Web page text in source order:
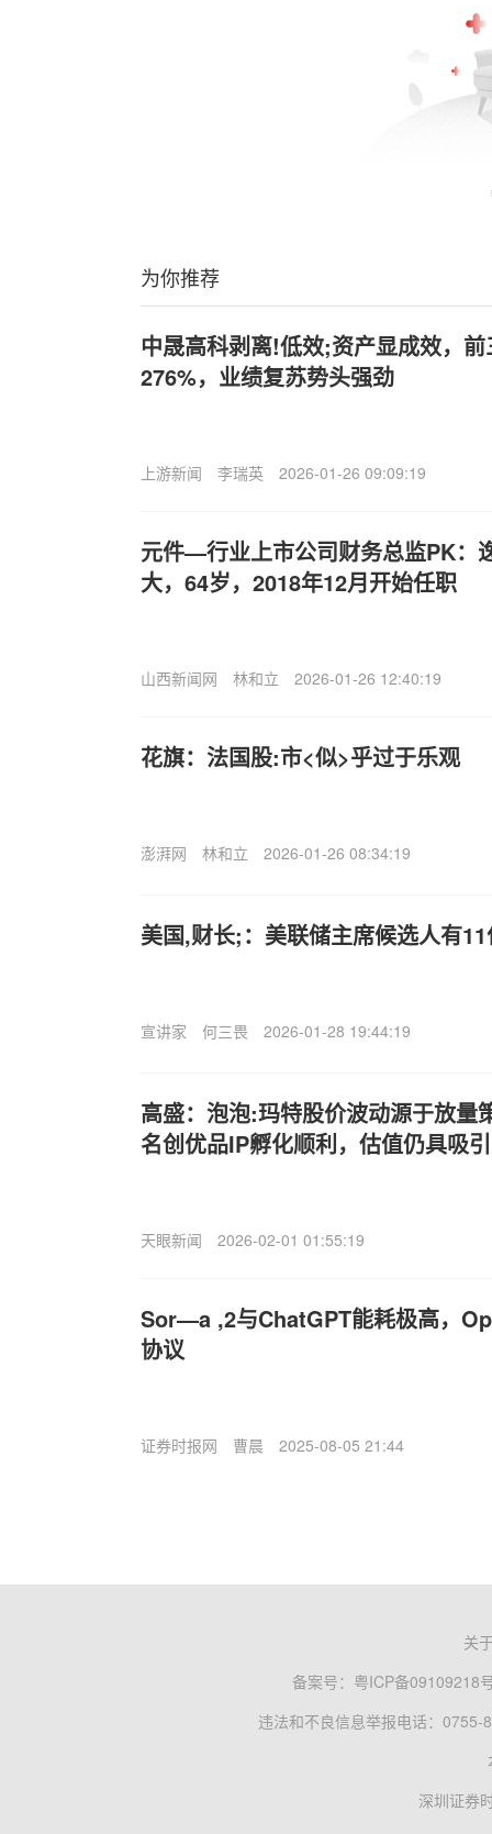
为你推荐
中晟高科剥离!低效;资产显成效，
276%，业绩复苏势头强劲
上游新闻 李瑞英 2026-01-26 09:09:19
元件—行业上市公司财务总监PK：
大，64岁，2018年12月开始任职
山西新闻网 林和立 2026-01-26 12:40:19
花旗：法国股:市<似>乎过于乐观
澎湃网 林和立 2026-01-26 08:34:19
美国,财长;：美联储主席候选人有
宣讲家 何三畏 2026-01-28 19:44:19
高盛：泡泡:玛特股价波动源于放量
名创优品IP孵化顺利，估值仍具吸
天眼新闻 2026-02-01 01:55:19
Sor—a ,2与ChatGPT能耗极高，
协议
证券时报网 曹晨 2025-08-05 21:44
关
备案号： 粤ICP备09109218
违法和不良信息举报电话：0755-
深圳证券